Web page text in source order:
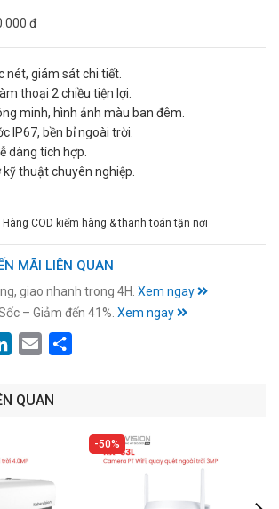
đ
nét, giám sát chi tiết.
thoại 2 chiều tiện lợi.
minh, hình ảnh màu ban đêm.
IP67, bền bỉ ngoài trời.
dàng tích hợp.
thuật chuyên nghiệp.
COD kiểm hàng & thanh toán tận nơi
MÃI LIÊN QUAN
giao nhanh trong 4H. Xem ngay
– Giảm đến 41%. Xem ngay
LinkedIn
Email
QUAN
50%